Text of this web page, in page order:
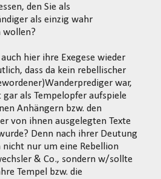
den Sie als
als einzig wahr
wollen?
hier ihre Exegese wieder
dass da kein rebellischer
war,
gar als Tempelopfer aufspiele
Anhängern bzw. den
von ihnen ausgelegten Texte
Denn nach ihrer Deutung
nicht nur um eine Rebellion
& Co., sondern w/sollte
Tempel bzw. die